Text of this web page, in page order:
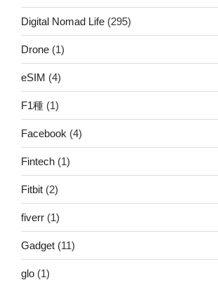
Digital Nomad Life (295)
Drone (1)
eSIM (4)
F1種 (1)
Facebook (4)
Fintech (1)
Fitbit (2)
fiverr (1)
Gadget (11)
glo (1)